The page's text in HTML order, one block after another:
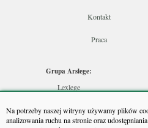
Na potrzeby naszej witryny używamy plików
analizowania ruchu na stronie oraz
Kontakt
Praca
Grupa Arslege:
Lexlege
Skarbowcy